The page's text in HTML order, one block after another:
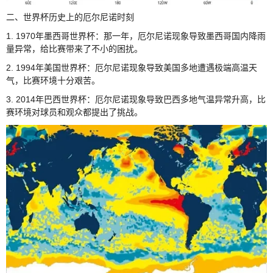
二、世界杯历史上的厄尔尼诺时刻
1. 1970年墨西哥世界杯：那一年，厄尔尼诺现象导致墨西哥国内降雨
量异常，给比赛带来了不小的困扰。
2. 1994年美国世界杯：厄尔尼诺现象导致美国多地遭遇极端高温天
气，比赛环境十分艰苦。
3. 2014年巴西世界杯：厄尔尼诺现象导致巴西多地气温异常升高，比
赛环境对球员和观众都提出了挑战。